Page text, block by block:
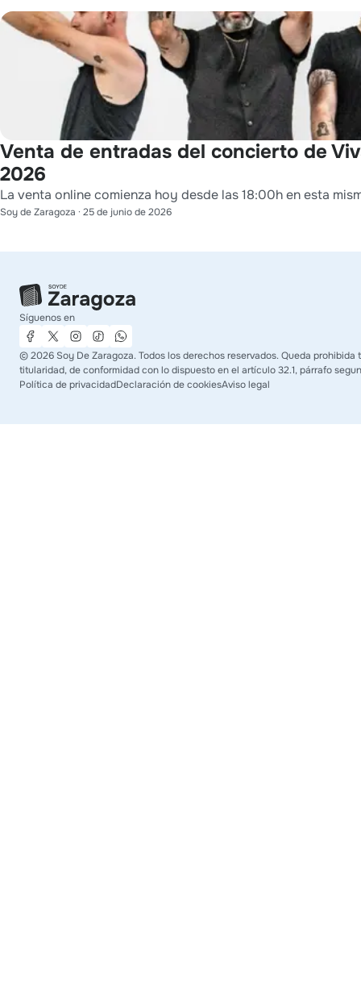
Venta de entradas del concierto de
2026
La venta online comienza hoy desde las 18:00h en esta
Soy de Zaragoza · 25 de junio de 2026
Síguenos en
©2026 Soy De Zaragoza. Todos los derechos reservados. Queda
titularidad, de conformidad con lo dispuesto en el artículo 32.1, párrafo
Política de privacidadDeclaración de cookiesAviso legal